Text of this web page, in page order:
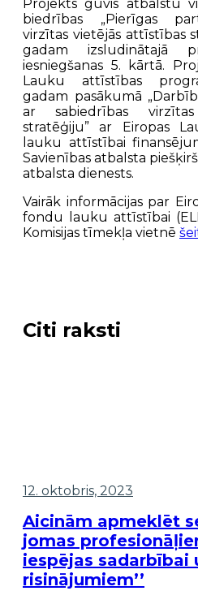
Projekts guvis atbalstu
biedrības „Pierīgas
virzītas vietējās attīstības
gadam izsludinātajā
iesniegšanas 5. kārtā.
Lauku attīstības
gadam pasākumā
ar sabiedrības
stratēģiju” ar Eiropas
lauku attīstībai
Savienības atbalsta
atbalsta dienests.
Vairāk informācijas par
fondu lauku attīstībai
Komisijas tīmekļa vietnē
Citi raksti
12. oktobris, 2023
Aicinām apmeklēt
jomas
iespējas sadarbībai
risinājumiem’’